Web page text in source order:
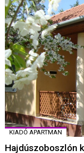
KIADÓ APARTMAN
Hajdúszoboszlón